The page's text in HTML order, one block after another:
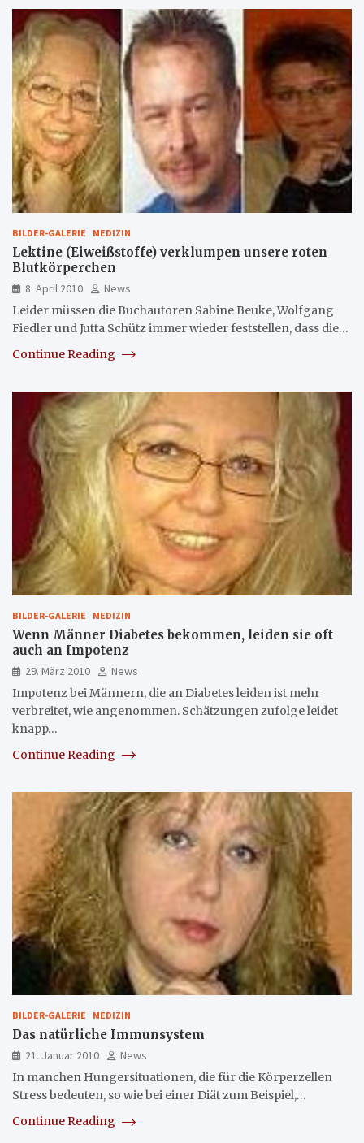
BILDER-GALERIE MEDIZIN
Lektine (Eiweißstoffe) verklumpen unsere roten
Blutkörperchen
8. April 2010
News
Leider müssen die Buchautoren Sabine Beuke, Wolfgang
Fiedler und Jutta Schütz immer wieder feststellen, dass die…
Continue Reading
BILDER-GALERIE MEDIZIN
Wenn Männer Diabetes bekommen, leiden sie oft
auch an Impotenz
29. März 2010
News
Impotenz bei Männern, die an Diabetes leiden ist mehr
verbreitet, wie angenommen. Schätzungen zufolge leidet
knapp…
Continue Reading
BILDER-GALERIE MEDIZIN
Das natürliche Immunsystem
21. Januar 2010
News
In manchen Hungersituationen, die für die Körperzellen
Stress bedeuten, so wie bei einer Diät zum Beispiel,…
Continue Reading